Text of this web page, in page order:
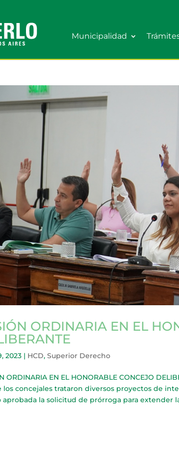
Municipalidad
ORDINARIA EN EL
2023 | HCD,Superior Derecho
ORDINARIA EN EL HONORABLE CONCEJO
los concejales trataron diversos proyectos de
aprobada la solicitud de prórroga para extender